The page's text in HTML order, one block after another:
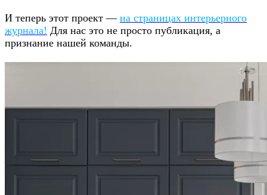
И теперь этот проект — на страницах интерьерного
журнала! Для нас это не просто публикация, а
признание нашей команды.